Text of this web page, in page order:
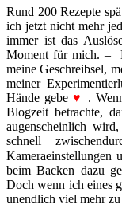
Rund 200 Rezepte
ich jetzt nicht mehr
immer ist das
Moment für mich. –
meine Geschreibsel,
meiner
Hände gebe♥
.
Blogzeit betrachte,
augenscheinlich
schnell
beim Backen dazu
Doch wenn ich eines
unendlich viel mehr